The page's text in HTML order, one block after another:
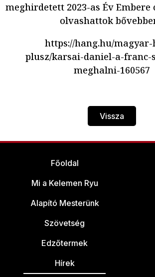
meghirdetett 2023-as Év
olvashattok
https://hang.hu/magyar-
plusz/karsai-daniel-a-franc-
meghalni-160567
Vissza
Főoldal
Mi a Kelemen Ryu
Alapító Mesterünk
Szövetség
Edzőtermek
Hírek